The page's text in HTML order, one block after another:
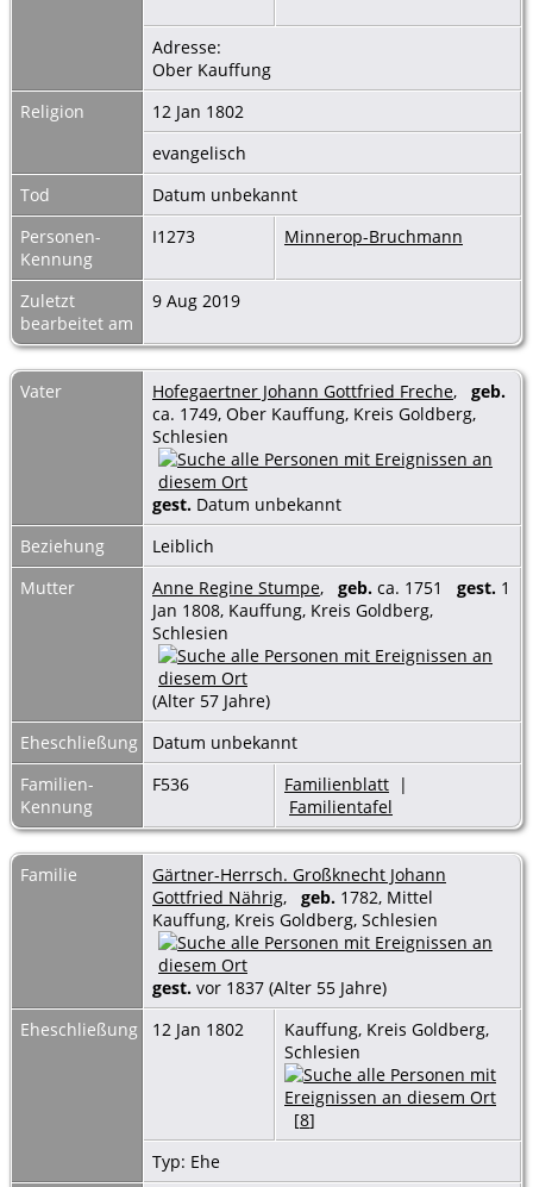
Adresse:
Ober Kauffung
Religion
12 Jan 1802
evangelisch
Tod
Datum unbekannt
Personen-
Kennung
I1273 Minnerop-Bruchmann
Zuletzt
bearbeitet am
9 Aug 2019
Vater Hofegaertner Johann Gottfried Freche, geb.
ca. 1749, Ober Kauffung, Kreis Goldberg,
Schlesien
gest. Datum unbekannt
Beziehung
Leiblich
Mutter
Anne Regine Stumpe, geb. ca. 1751 gest. 1
Jan 1808, Kauffung, Kreis Goldberg,
Schlesien
(Alter 57 Jahre)
Eheschließung
Datum unbekannt
Familien-
Kennung
F536 Familienblatt |
Familientafel
Familie
Gärtner-Herrsch. Großknecht Johann
Gottfried Nährig, geb. 1782, Mittel
Kauffung, Kreis Goldberg, Schlesien
gest. vor 1837 (Alter 55 Jahre)
Eheschließung
12 Jan 1802
Kauffung, Kreis Goldberg,
Schlesien
[8]
Typ: Ehe